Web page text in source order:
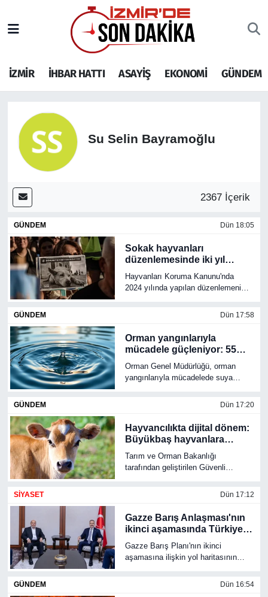
İZMİR İHBAR HATTI ASAYİŞ EKONOMİ GÜNDEM
Su Selin Bayramoğlu
2367 İçerik
GÜNDEM Dün 18:05
Sokak hayvanları
düzenlemesinde iki yıl
geride kaldı: Sahada neler
yaşandı, tartışmalar neden
sürüyor?
Hayvanları Koruma Kanunu'nda
2024 yılında yapılan düzenlemenin
geçti. Hükümet sokak hayvanlarının
açıklarken, hayvan hakları
savunucuları barınaklardaki koşullar
ve ölümler konusunda ciddi iddialar
ortaya koyuyor. Belediyeler ise
birçok suçlamayı reddediyor.
GÜNDEM Dün 17:58
Orman yangınlarıyla
mücadele güçleniyor: 55
yeni yangın havuzu hizmete
alınacak
Orman Genel Müdürlüğü, orman
yangınlarıyla mücadelede suya
yatırımlarını sürdürüyor. Yıl sonuna
tamamlanacak, Türkiye genelindeki
yangın havuzu ve göleti sayısı 4 bin
851'e ulaşacak.
GÜNDEM Dün 17:20
Hayvancılıkta dijital dönem:
Büyükbaş hayvanlara
elektronik kimlik geliyor
Tarım ve Orman Bakanlığı
tarafından geliştirilen Güvenli
(GEKİS) Kars'ta uygulamaya alındı.
doğumundan kesimine kadar tüm
süreçleri elektronik ortamda takip
edilecek.
SİYASET Dün 17:12
Gazze Barış Anlaşması'nın
ikinci aşamasında Türkiye
nasıl bir rol üstleniyor?
Gazze Barış Planı'nın ikinci
aşamasına ilişkin yol haritasının
yeniden hareketlendi. Türkiye, Katar
GÜNDEM Dün 16:54
İHBAR HATTI
GENEL
EKONOMİ
SPOR
ASAYİŞ
RESMİ REKLAM
İzmir Nöbetçi Eczaneler
İzmir Hava Durumu
İzmir Trafik Yoğunluk Haritası
Puan Durumu ve Fikstür
Son Dakika Haberleri
Haber Arşivi